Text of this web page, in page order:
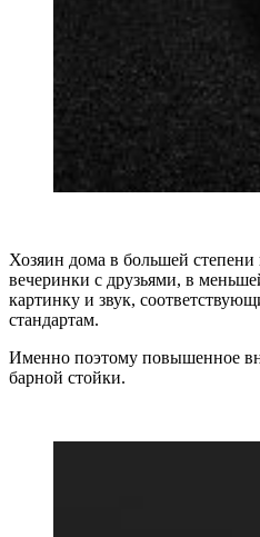
Хозяин дома в большей степени
вечеринки с друзьями, в
картинку и звук,
стандартам.
Именно поэтому повышенное
барной стойки.